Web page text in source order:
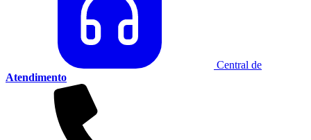
Central de
Atendimento